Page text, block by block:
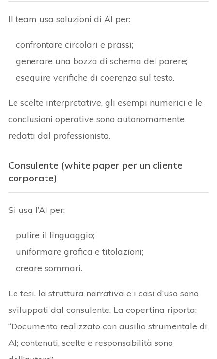
Il team usa soluzioni di AI per:
confrontare circolari e prassi;
generare una bozza di schema del parere;
eseguire verifiche di coerenza sul testo.
Le scelte interpretative, gli esempi numerici e le
conclusioni operative sono autonomamente
redatti dal professionista.
Consulente (white paper per un cliente
corporate)
Si usa l’AI per:
pulire il linguaggio;
uniformare grafica e titolazioni;
creare sommari.
Le tesi, la struttura narrativa e i casi d’uso sono
sviluppati dal consulente. La copertina riporta:
“Documento realizzato con ausilio strumentale di
AI; contenuti, scelte e responsabilità sono